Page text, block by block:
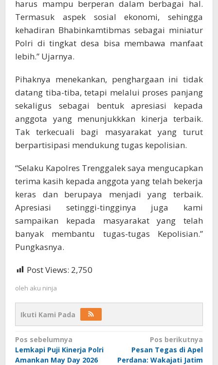
harus mampu berperan dalam berbagai hal.
Termasuk aspek sosial ekonomi, sehingga
kehadiran Bhabinkamtibmas sebagai miniatur
Polri di tingkat desa bisa membawa manfaat
lebih.” Ujarnya.
Pihaknya menekankan, penghargaan ini tidak
datang tiba-tiba, tetapi melalui proses panjang
sekaligus sebagai bentuk apresiasi kepada
anggota yang menunjukkkan kinerja terbaik.
Tak terkecuali bagi masyarakat yang turut
berpartisipasi mendukung tugas kepolisian.
“Selaku Kapolres Trenggalek saya mengucapkan
terima kasih kepada anggota yang telah bekerja
keras dan berupaya menjadi yang terbaik.
Apresiasi setinggi-tingginya juga kami
sampaikan kepada masyarakat yang telah
banyak membantu tugas-tugas Kepolisian.”
Pungkasnya.
Post Views: 2,750
oleh aku ninja
Ikuti Kami Pada
Navigasi
pos
Pos sebelumnya
Lemkapi Puji Kinerja Polri
Amankan May Day 2026
Pos berikutnya
Pesan Tegas di Apel
Perdana: Wakajati Jatim